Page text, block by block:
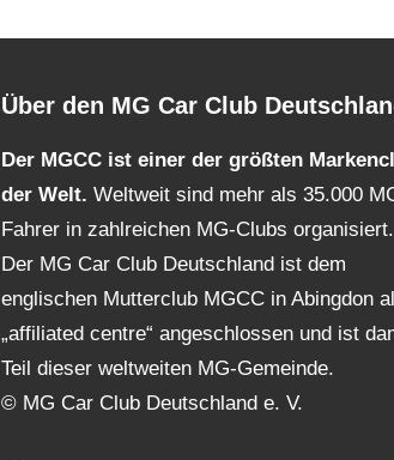
Über den MG Car Club
Der MGCC ist einer der größten
der Welt.Weltweit sind mehr als 35.000
Fahrer in zahlreichen MG-Clubs organisiert.
Der MG Car Club Deutschland ist dem
englischen Mutterclub MGCC in Abingdon
„affiliated centre“ angeschlossen und ist
Teil dieser weltweiten MG-Gemeinde.
© MG Car Club Deutschland e. V.